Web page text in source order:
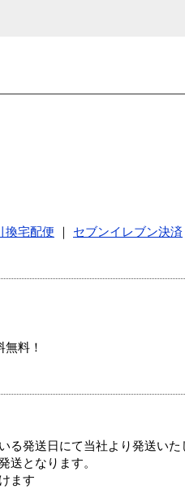
換宅配便
セブンイレブン決済
料！
発送日にて当社より発送いた
送となります。
ます